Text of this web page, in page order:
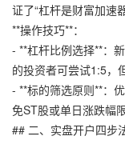
证了“杠杆是财富加速
**操作技巧**：
- **杠杆比例选择**：
的投资者可尝试1:5，
- **标的筛选原则**：
免ST股或单日涨跌幅
## 二、实盘开户四步